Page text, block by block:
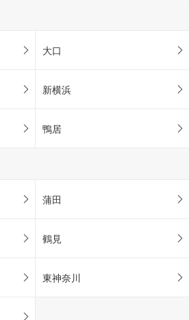
大口
新横浜
鴨居
蒲田
鶴見
東神奈川